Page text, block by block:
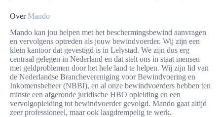
OverMando
Mando kan jou helpen met het beschermingsbewind aanvragen
en vervolgens optreden als jouw bewindvoerder. Wij zijn een
klein kantoor dat gevestigd is in Lelystad. We zijn dus erg
centraal gelegen in Nederland en dat stelt ons in staat mensen
met geldproblemen door het hele land te helpen. Wij zijn lid van
de Nederlandse Branchevereniging voor Bewindvoering en
Inkomensbeheer (NBBI), en al onze bewindvoerders hebben ten
minste een afgeronde juridische HBO opleiding en een
vervolgopleiding tot bewindvoerder gevolgd. Mando gaat altijd
zeer professioneel, maar ook laagdrempelig te werk.